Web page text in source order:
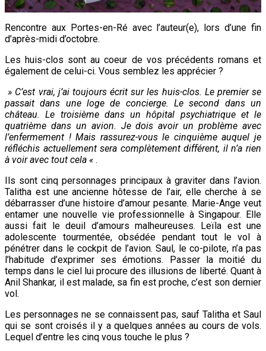
Rencontre aux Portes-en-Ré avec l’auteur(e), lors d’une fin
d’après-midi d’octobre.
Les huis-clos sont au coeur de vos précédents romans et
également de celui-ci. Vous semblez les apprécier ?
» C’est vrai, j’ai toujours écrit sur les huis-clos. Le premier se
passait dans une loge de concierge. Le second dans un
château. Le troisième dans un hôpital psychiatrique et le
quatrième dans un avion. Je dois avoir un problème avec
l’enfermement ! Mais rassurez-vous le cinquième auquel je
réfléchis actuellement sera complètement différent, il n’a rien
à voir avec tout cela « .
Ils sont cinq personnages principaux à graviter dans l’avion.
Talitha est une ancienne hôtesse de l’air, elle cherche à se
débarrasser d’une histoire d’amour pesante. Marie-Ange veut
entamer une nouvelle vie professionnelle à Singapour. Elle
aussi fait le deuil d’amours malheureuses. Leïla est une
adolescente tourmentée, obsédée pendant tout le vol à
pénétrer dans le cockpit de l’avion. Saul, le co-pilote, n’a pas
l’habitude d’exprimer ses émotions. Passer la moitié du
temps dans le ciel lui procure des illusions de liberté. Quant à
Anil Shankar, il est malade, sa fin est proche, c’est son dernier
vol.
Les personnages ne se connaissent pas, sauf Talitha et Saul
qui se sont croisés il y a quelques années au cours de vols.
Lequel d’entre les cinq vous touche le plus ?